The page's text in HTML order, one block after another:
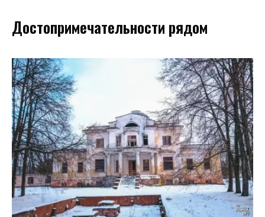
Достопримечательности рядом